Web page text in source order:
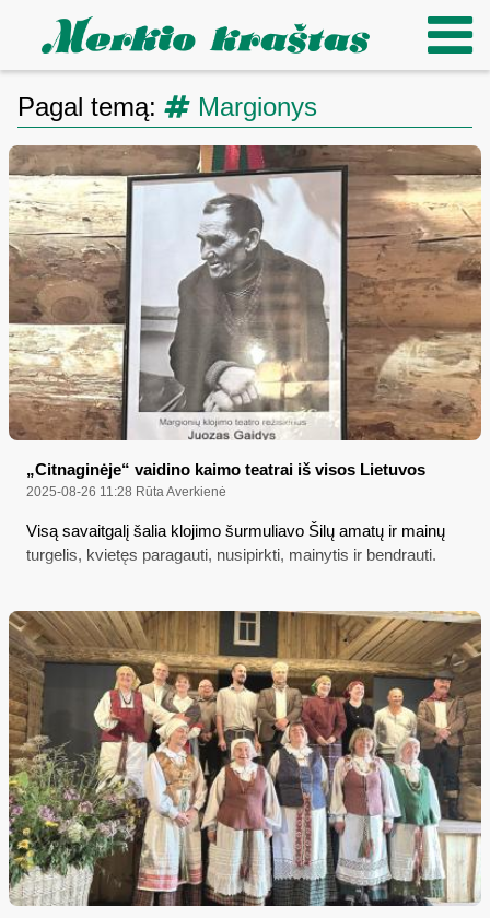
Pagal temą: Margionys
„Citnaginėje“ vaidino kaimo teatrai iš visos Lietuvos
2025-08-26 11:28 Rūta Averkienė
Visą savaitgalį šalia klojimo šurmuliavo Šilų amatų ir mainų
turgelis, kvietęs paragauti, nusipirkti, mainytis ir bendrauti.